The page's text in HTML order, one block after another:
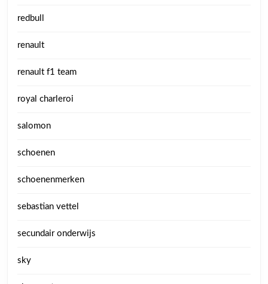
redbull
renault
renault f1 team
royal charleroi
salomon
schoenen
schoenenmerken
sebastian vettel
secundair onderwijs
sky